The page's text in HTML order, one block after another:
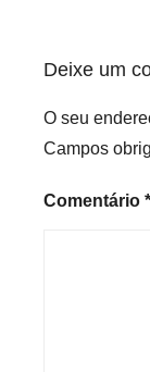
Deixe um
O seu
Campos
Comentário *